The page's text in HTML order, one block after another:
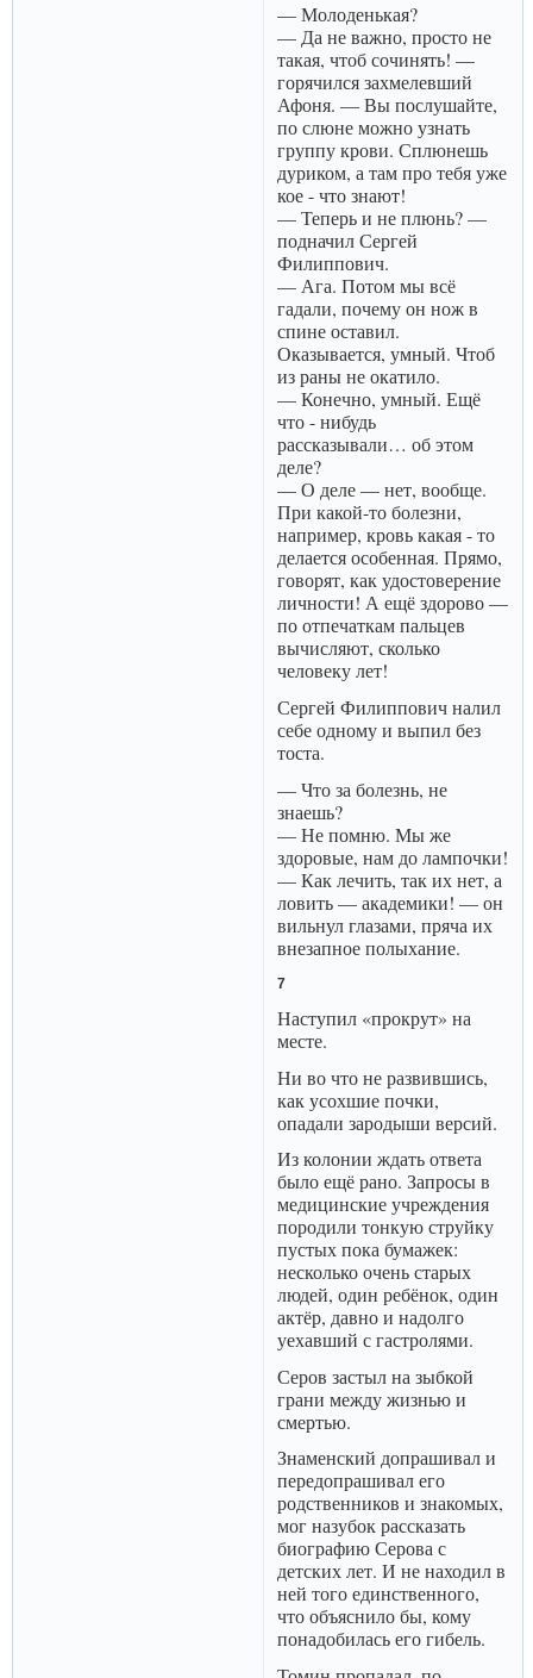
— Молоденькая?
— Да не важно, просто не
такая, чтоб сочинять! —
горячился захмелевший
Афоня. — Вы послушайте,
по слюне можно узнать
группу крови. Сплюнешь
дуриком, а там про тебя уже
кое - что знают!
— Теперь и не плюнь? —
подначил Сергей
Филиппович.
— Ага. Потом мы всё
гадали, почему он нож в
спине оставил.
Оказывается, умный. Чтоб
из раны не окатило.
— Конечно, умный. Ещё
что - нибудь
рассказывали… об этом
деле?
— О деле — нет, вообще.
При какой-то болезни,
например, кровь какая - то
делается особенная. Прямо,
говорят, как удостоверение
личности! А ещё здорово —
по отпечаткам пальцев
вычисляют, сколько
человеку лет!
Сергей Филиппович налил
себе одному и выпил без
тоста.
— Что за болезнь, не
знаешь?
— Не помню. Мы же
здоровые, нам до лампочки!
— Как лечить, так их нет, а
ловить — академики! — он
вильнул глазами, пряча их
внезапное полыхание.
7
Наступил «прокрут» на
месте.
Ни во что не развившись,
как усохшие почки,
опадали зародыши версий.
Из колонии ждать ответа
было ещё рано. Запросы в
медицинские учреждения
породили тонкую струйку
пустых пока бумажек:
несколько очень старых
людей, один ребёнок, один
актёр, давно и надолго
уехавший с гастролями.
Серов застыл на зыбкой
грани между жизнью и
смертью.
Знаменский допрашивал и
передопрашивал его
родственников и знакомых,
мог назубок рассказать
биографию Серова с
детских лет. И не находил в
ней того единственного,
что объяснило бы, кому
понадобилась его гибель.